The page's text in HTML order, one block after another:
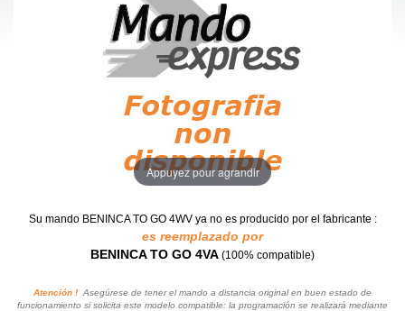
Appuyez pour agrandir
Su mando BENINCA TO GO 4WV ya no es producido por el fabricante :
es reemplazado por
BENINCA TO GO 4VA (100% compatible)
Atención ! Asegúrese de tener el mando a distancia original en buen estado de
funcionamiento si solicita este modelo compatible: la programación se realizará mediante